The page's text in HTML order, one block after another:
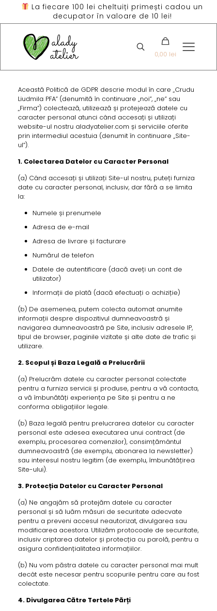
La fiecare 100 lei cheltuiți primești cadou un
decupator în valoare de 10 lei!
0,00 lei
Această Politică de GDPR descrie modul în care „Crudu
Liudmila PFA” (denumită în continuare „noi”, „ne” sau
„Firma”) colectează, utilizează și protejează datele cu
caracter personal atunci când accesați și utilizați
website-ul nostru aladyatelier.com și serviciile oferite
prin intermediul acestuia (denumit în continuare „Site-
ul”).
1. Colectarea Datelor cu Caracter Personal
(a) Când accesați și utilizați Site-ul nostru, puteți furniza
date cu caracter personal, inclusiv, dar fără a se limita
la:
Numele și prenumele
Adresa de e-mail
Adresa de livrare și facturare
Numărul de telefon
Datele de autentificare (dacă aveți un cont de
utilizator)
Informații de plată (dacă efectuați o achiziție)
(b) De asemenea, putem colecta automat anumite
informații despre dispozitivul dumneavoastră și
navigarea dumneavoastră pe Site, inclusiv adresele IP,
tipul de browser, paginile vizitate și alte date de trafic și
utilizare.
2. Scopul și Baza Legală a Prelucrării
(a) Prelucrăm datele cu caracter personal colectate
pentru a furniza servicii și produse, pentru a vă contacta,
a vă îmbunătăți experiența pe Site și pentru a ne
conforma obligațiilor legale.
(b) Baza legală pentru prelucrarea datelor cu caracter
personal este adesea executarea unui contract (de
exemplu, procesarea comenzilor), consimțământul
dumneavoastră (de exemplu, abonarea la newsletter)
sau interesul nostru legitim (de exemplu, îmbunătățirea
Site-ului).
3. Protecția Datelor cu Caracter Personal
(a) Ne angajăm să protejăm datele cu caracter
personal și să luăm măsuri de securitate adecvate
pentru a preveni accesul neautorizat, divulgarea sau
modificarea acestora. Utilizăm protocoale de securitate,
inclusiv criptarea datelor și protecția cu parolă, pentru a
asigura confidențialitatea informațiilor.
(b) Nu vom păstra datele cu caracter personal mai mult
decât este necesar pentru scopurile pentru care au fost
colectate.
4. Divulgarea Către Tertele Părți